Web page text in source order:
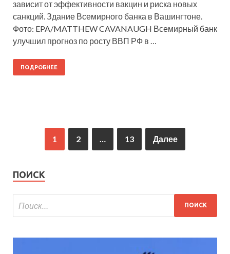
зависит от эффективности вакцин и риска новых
санкций. Здание Всемирного банка в Вашингтоне.
Фото: EPA/MATTHEW CAVANAUGH Всемирный банк
улучшил прогноз по росту ВВП РФ в …
ПОДРОБНЕЕ
1 2 … 13 Далее
ПОИСК